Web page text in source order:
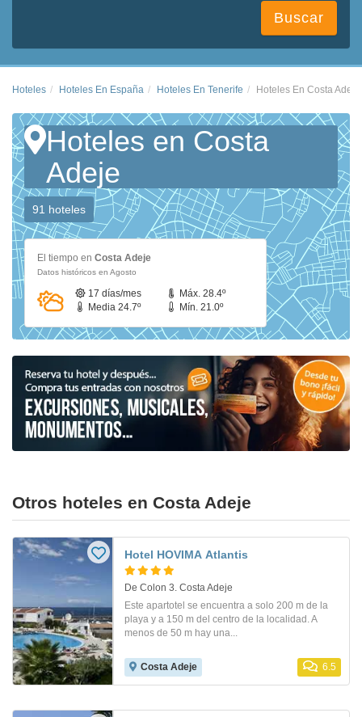
Buscar
Hoteles Hoteles En España Hoteles En Tenerife Hoteles En Costa Adeje
Hoteles en Costa
Adeje
91 hoteles
El tiempo en Costa Adeje
Datos históricos en Agosto
17 días/mes
Máx. 28.4º
Media 24.7º
Mín. 21.0º
Otros hoteles en Costa Adeje
Hotel HOVIMA Atlantis
De Colon 3. Costa Adeje
Este apartotel se encuentra a solo 200 m de la
playa y a 150 m del centro de la localidad. A
menos de 50 m hay una...
Costa Adeje 6.5